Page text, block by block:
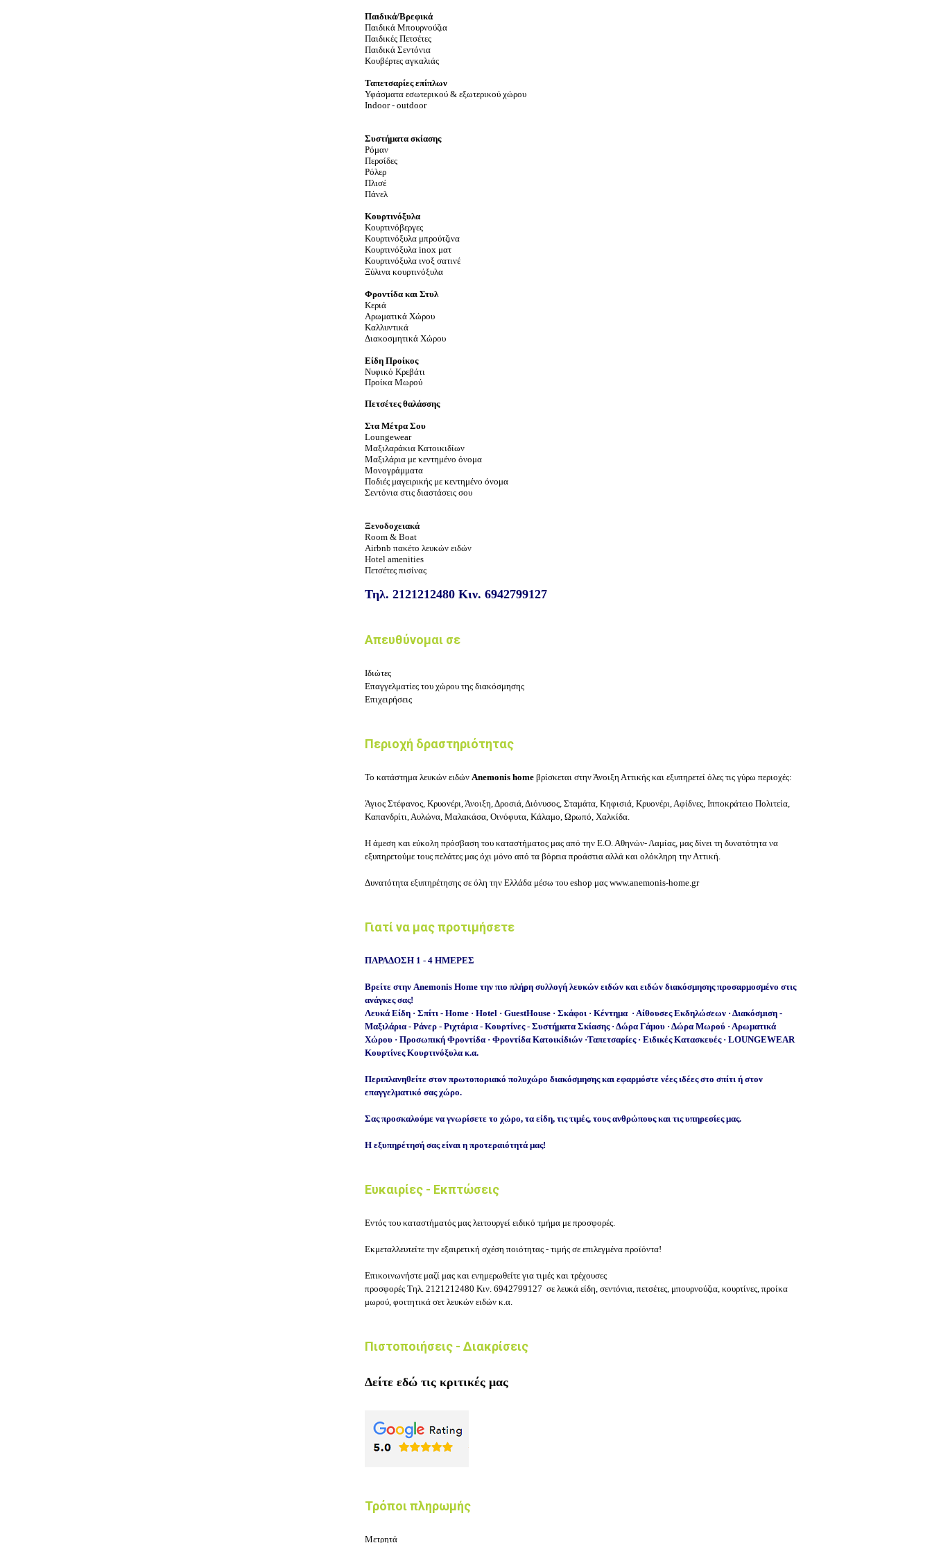
Παιδικά/Βρεφικά
Παιδικά Μπουρνούζια
Παιδικές Πετσέτες
Παιδικά Σεντόνια
Κουβέρτες αγκαλιάς
Ταπετσαρίες επίπλων
Υφάσματα εσωτερικού & εξωτερικού χώρου
Indoor - outdoor
Συστήματα σκίασης
Ρόμαν
Περσίδες
Ρόλερ
Πλισέ
Πάνελ
Κουρτινόξυλα
Κουρτινόβεργες
Κουρτινόξυλα μπρούτζινα
Κουρτινόξυλα inox ματ
Κουρτινόξυλα ινοξ σατινέ
Ξύλινα κουρτινόξυλα
Φροντίδα και Στυλ
Κεριά
Αρωματικά Χώρου
Καλλυντικά
Διακοσμητικά Χώρου
Είδη Προίκος
Νυφικό Κρεβάτι
Προίκα Μωρού
Πετσέτες θαλάσσης
Στα Μέτρα Σου
Loungewear
Μαξιλαράκια Κατοικιδίων
Μαξιλάρια με κεντημένο όνομα
Μονογράμματα
Ποδιές μαγειρικής με κεντημένο όνομα
Σεντόνια στις διαστάσεις σου
Ξενοδοχειακά
Room & Boat
Airbnb πακέτο λευκών ειδών
Hotel amenities
Πετσέτες πισίνας
Τηλ. 2121212480 Κιν. 6942799127
Απευθύνομαι σε
Ιδιώτες
Επαγγελματίες του χώρου της διακόσμησης
Επιχειρήσεις
Περιοχή δραστηριότητας
Το κατάστημα λευκών ειδών Anemonis home βρίσκεται στην Άνοιξη Αττικής και εξυπηρετεί όλες τις γύρω περιοχές:
Άγιος Στέφανος, Κρυονέρι, Άνοιξη, Δροσιά, Διόνυσος, Σταμάτα, Κηφισιά, Κρυονέρι, Αφίδνες, Ιπποκράτειο Πολιτεία,
Καπανδρίτι, Αυλώνα, Μαλακάσα, Οινόφυτα, Κάλαμο, Ωρωπό, Χαλκίδα.
Η άμεση και εύκολη πρόσβαση του καταστήματος μας από την Ε.Ο. Αθηνών- Λαμίας, μας δίνει τη δυνατότητα να
εξυπηρετούμε τους πελάτες μας όχι μόνο από τα βόρεια προάστια αλλά και ολόκληρη την Αττική.
Δυνατότητα εξυπηρέτησης σε όλη την Ελλάδα μέσω του eshop μας www.anemonis-home.gr
Γιατί να μας προτιμήσετε
ΠΑΡΑΔΟΣΗ 1 - 4 ΗΜΕΡΕΣ
Βρείτε στην Anemonis Home την πιο πλήρη συλλογή λευκών ειδών και ειδών διακόσμησης προσαρμοσμένο στις
ανάγκες σας!
Λευκά Είδη · Σπίτι - Home · Hotel · GuestHouse · Σκάφοι · Κέντημα · Αίθουσες Εκδηλώσεων · Διακόσμιση -
Μαξιλάρια - Ράνερ - Ριχτάρια - Κουρτίνες - Συστήματα Σκίασης · Δώρα Γάμου · Δώρα Μωρού · Αρωματικά
Χώρου · Προσωπική Φροντίδα · Φροντίδα Κατοικίδιών ·Ταπετσαρίες · Ειδικές Κατασκευές · LOUNGEWEAR
Κουρτίνες Κουρτινόξυλα κ.α.
Περιπλανηθείτε στον πρωτοποριακό πολυχώρο διακόσμησης και εφαρμόστε νέες ιδέες στο σπίτι ή στον
επαγγελματικό σας χώρο.
Σας προσκαλούμε να γνωρίσετε το χώρο, τα είδη, τις τιμές, τους ανθρώπους και τις υπηρεσίες μας.
Η εξυπηρέτησή σας είναι η προτεραιότητά μας!
Ευκαιρίες - Εκπτώσεις
Εντός του καταστήματός μας λειτουργεί ειδικό τμήμα με προσφορές.
Εκμεταλλευτείτε την εξαιρετική σχέση ποιότητας - τιμής σε επιλεγμένα προϊόντα!
Επικοινωνήστε μαζί μας και ενημερωθείτε για τιμές και τρέχουσες
προσφορές Τηλ. 2121212480 Κιν. 6942799127 σε λευκά είδη, σεντόνια, πετσέτες, μπουρνούζια, κουρτίνες, προίκα
μωρού, φοιτητικά σετ λευκών ειδών κ.α.
Πιστοποιήσεις - Διακρίσεις
Δείτε εδώ τις κριτικές μας
Τρόποι πληρωμής
Μετρητά